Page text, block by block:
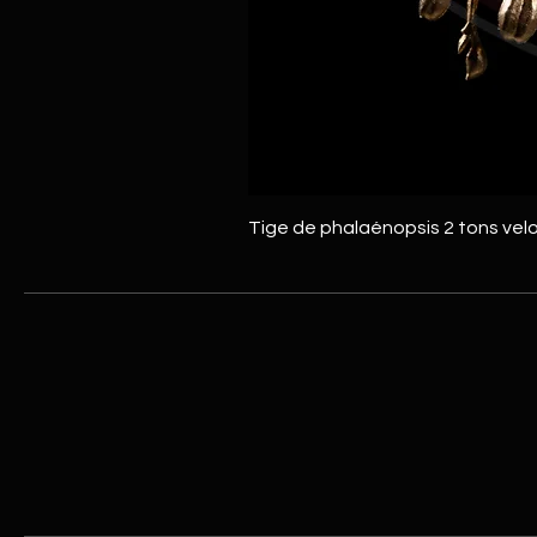
Tige de phalaénopsis 2 tons